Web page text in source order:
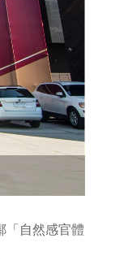
「自然感官體